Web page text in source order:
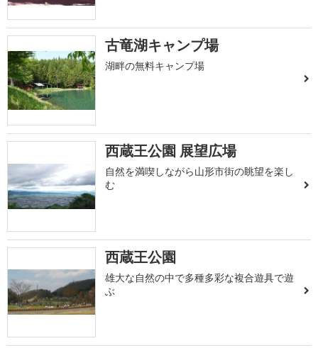
古竜湖キャンプ場
湖畔の無料キャンプ場
西蔵王公園 展望広場
自然を満喫しながら山形市街の眺望を楽し
む
西蔵王公園
雄大な自然の中で多種多彩な複合遊具で遊
ぶ